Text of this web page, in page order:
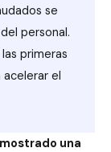
se
personal.
primeras
el
una